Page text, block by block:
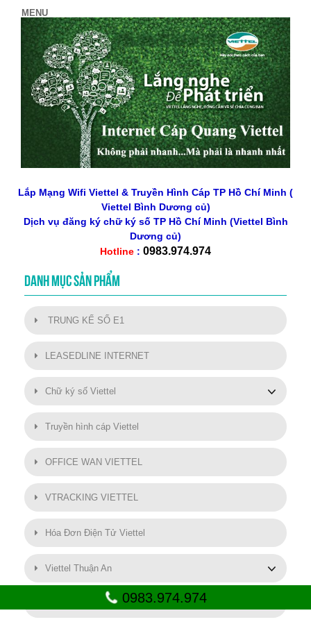
Lắp Mạng Wifi Viettel & Truyền Hình Cáp TP Hồ Chí Minh (
Viettel Bình Dương củ)
Dịch vụ đăng ký chữ ký số TP Hồ Chí Minh (Viettel Bình
Dương củ)
Hotline : 0983.974.974
DANH MỤC SẢN PHẨM
TRUNG KẾ SỐ E1
LEASEDLINE INTERNET
Chữ ký số Viettel
Truyền hình cáp Viettel
OFFICE WAN VIETTEL
VTRACKING VIETTEL
Hóa Đơn Điện Tử Viettel
Viettel Thuận An
SMART MOTOR VIETTEL0983.974.974